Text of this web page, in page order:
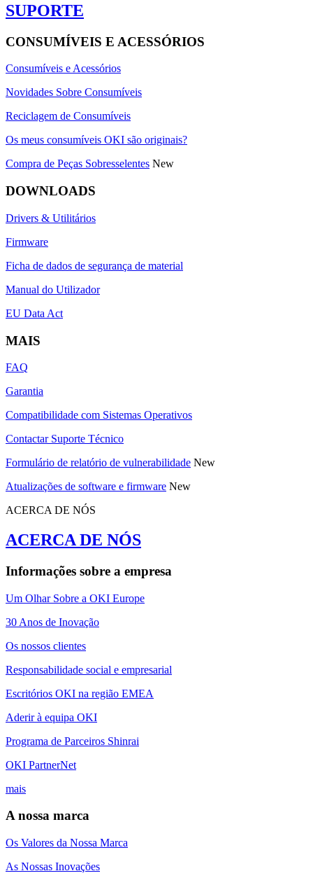
SUPORTE
CONSUMÍVEIS E ACESSÓRIOS
Consumíveis e Acessórios
Novidades Sobre Consumíveis
Reciclagem de Consumíveis
Os meus consumíveis OKI são originais?
Compra de Peças Sobresselentes New
DOWNLOADS
Drivers & Utilitários
Firmware
Ficha de dados de segurança de material
Manual do Utilizador
EU Data Act
MAIS
FAQ
Garantia
Compatibilidade com Sistemas Operativos
Contactar Suporte Técnico
Formulário de relatório de vulnerabilidade New
Atualizações de software e firmware New
ACERCA DE NÓS
ACERCA DE NÓS
Informações sobre a empresa
Um Olhar Sobre a OKI Europe
30 Anos de Inovação
Os nossos clientes
Responsabilidade social e empresarial
Escritórios OKI na região EMEA
Aderir à equipa OKI
Programa de Parceiros Shinrai
OKI PartnerNet
mais
A nossa marca
Os Valores da Nossa Marca
As Nossas Inovações